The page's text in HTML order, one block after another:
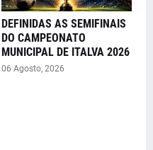
DEFINIDAS AS SEMIFINAIS
DO CAMPEONATO
MUNICIPAL DE ITALVA 2026
06 Agosto, 2026